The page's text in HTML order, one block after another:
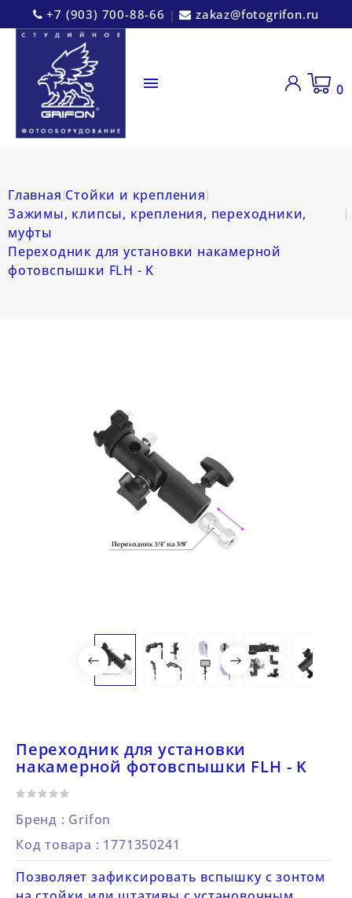
+7 (903) 700-88-66 | zakaz@fotogrifon.ru
 0
Главная Стойки и крепления
Зажимы, клипсы, крепления, переходники,
муфты
Переходник для установки накамерной
фотовспышки FLH - K
Переходник для установки
накамерной фотовспышки FLH - K
Бренд : Grifon
Код товара : 1771350241
Позволяет зафиксировать вспышку с зонтом